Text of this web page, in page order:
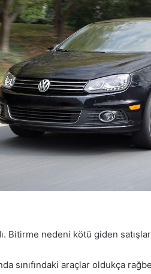
Bitirme nedeni kötü giden
sınıfındaki araçlar oldukça